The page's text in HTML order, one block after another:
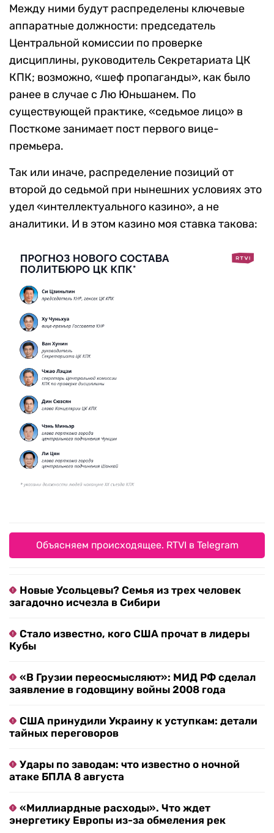
Между ними будут распределены ключевые
аппаратные должности: председатель
Центральной комиссии по проверке
дисциплины, руководитель Секретариата ЦК
КПК; возможно, «шеф пропаганды», как было
ранее в случае с Лю Юньшанем. По
существующей практике, «седьмое лицо» в
Посткоме занимает пост первого вице-
премьера.
Так или иначе, распределение позиций от
второй до седьмой при нынешних условиях это
удел «интеллектуального казино», а не
аналитики. И в этом казино моя ставка такова:
Объясняем происходящее. RTVI в Telegram
Новые Усольцевы? Семья из трех человек
загадочно исчезла в Сибири
Стало известно, кого США прочат в лидеры
Кубы
«В Грузии переосмысляют»: МИД РФ сделал
заявление в годовщину войны 2008 года
США принудили Украину к уступкам: детали
тайных переговоров
Удары по заводам: что известно о ночной
атаке БПЛА 8 августа
«Миллиардные расходы». Что ждет
энергетику Европы из-за обмеления рек